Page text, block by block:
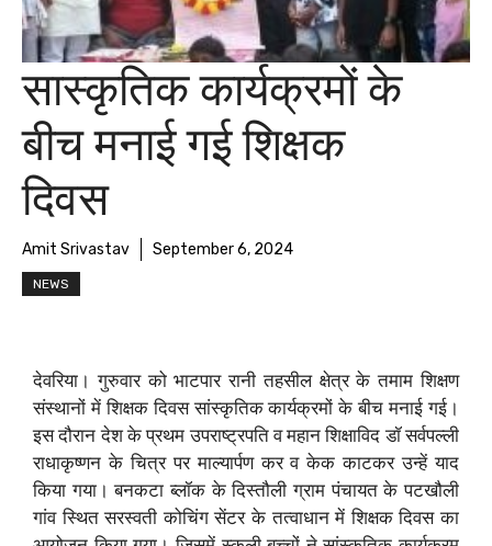
सास्कृतिक कार्यक्रमों के
बीच मनाई गई शिक्षक
दिवस
Amit Srivastav September 6, 2024
NEWS
देवरिया। गुरुवार को भाटपार रानी तहसील क्षेत्र के तमाम शिक्षण
संस्थानों में शिक्षक दिवस सांस्कृतिक कार्यक्रमों के बीच मनाई गई।
इस दौरान देश के प्रथम उपराष्ट्रपति व महान शिक्षाविद डॉ सर्वपल्ली
राधाकृष्णन के चित्र पर माल्यार्पण कर व केक काटकर उन्हें याद
किया गया। बनकटा ब्लॉक के दिस्तौली ग्राम पंचायत के पटखौली
गांव स्थित सरस्वती कोचिंग सेंटर के तत्वाधान में शिक्षक दिवस का